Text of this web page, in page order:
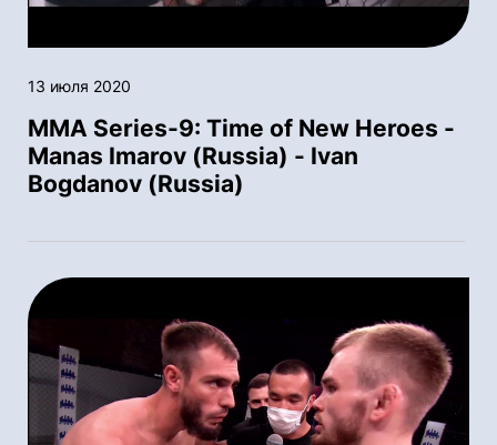
13 июля 2020
MMA Series-9: Time of New Heroes -
Manas Imarov (Russia) - Ivan
Bogdanov (Russia)